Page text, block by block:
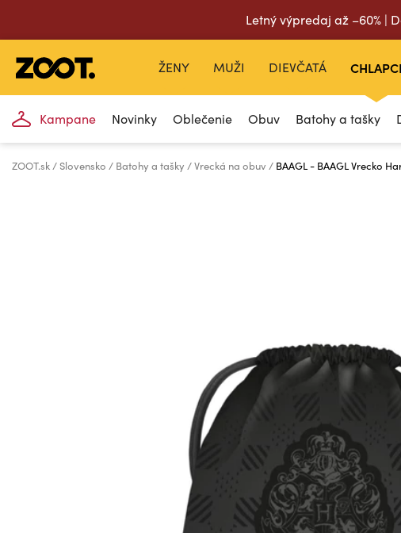
Letný výpredaj až –60% |
ŽENY MUŽI DIEVČATÁ CHLAPCI
Kampane Novinky Oblečenie Obuv Batohy a tašky
ZOOT.sk Slovensko Batohy a tašky Vrecká na obuv BAAGL - BAAGL Vrecko